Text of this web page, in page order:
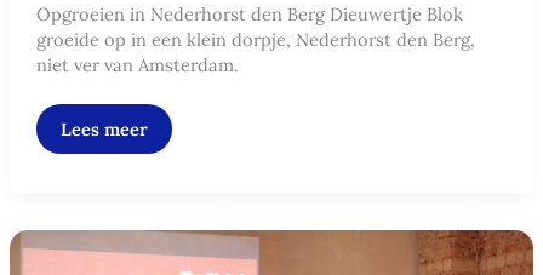
Opgroeien in Nederhorst den Berg Dieuwertje Blok
groeide op in een klein dorpje, Nederhorst den Berg,
niet ver van Amsterdam.
Lees meer